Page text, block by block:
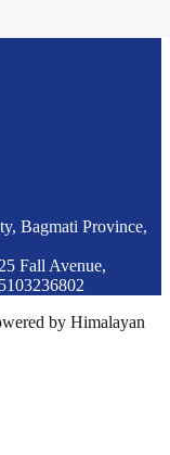
Bagmati Province,
Fall Avenue,
by Himalayan